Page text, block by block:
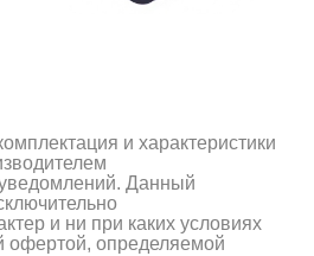
и характеристики
Данный
и ни при каких условиях
офертой, определяемой